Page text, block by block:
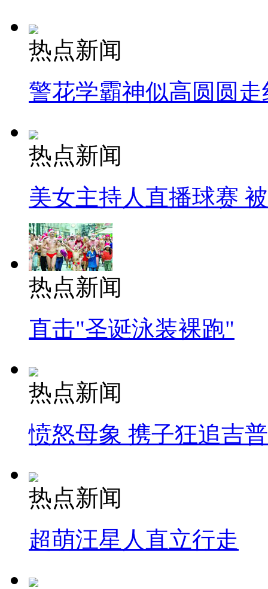
热点新闻
警花学霸神似高圆圆走
热点新闻
美女主持人直播球赛
热点新闻
直击"圣诞泳装裸跑"
热点新闻
愤怒母象 携子狂追吉
热点新闻
超萌汪星人直立行走